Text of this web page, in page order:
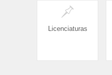
Licenciaturas